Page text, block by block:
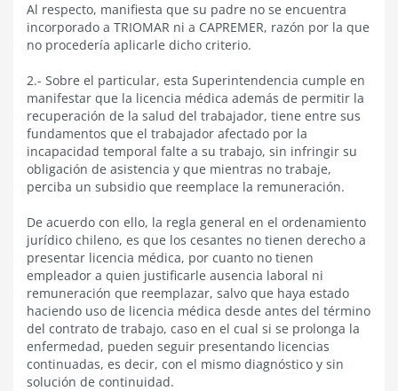
Al respecto, manifiesta que su padre no se encuentra
incorporado a TRIOMAR ni a CAPREMER, razón por la que
no procedería aplicarle dicho criterio.
2.- Sobre el particular, esta Superintendencia cumple en
manifestar que la licencia médica además de permitir la
recuperación de la salud del trabajador, tiene entre sus
fundamentos que el trabajador afectado por la
incapacidad temporal falte a su trabajo, sin infringir su
obligación de asistencia y que mientras no trabaje,
perciba un subsidio que reemplace la remuneración.
De acuerdo con ello, la regla general en el ordenamiento
jurídico chileno, es que los cesantes no tienen derecho a
presentar licencia médica, por cuanto no tienen
empleador a quien justificarle ausencia laboral ni
remuneración que reemplazar, salvo que haya estado
haciendo uso de licencia médica desde antes del término
del contrato de trabajo, caso en el cual si se prolonga la
enfermedad, pueden seguir presentando licencias
continuadas, es decir, con el mismo diagnóstico y sin
solución de continuidad.